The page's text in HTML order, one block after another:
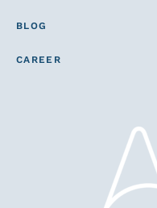
BLOG
CAREER